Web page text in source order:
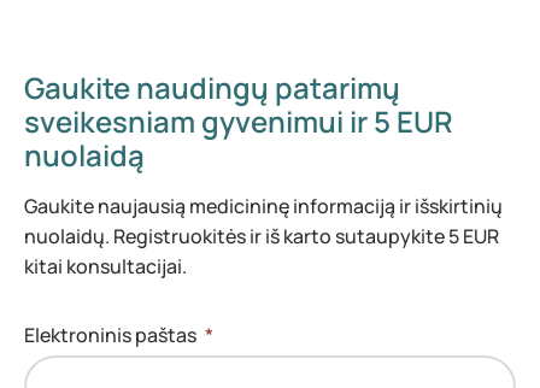
Gaukite naudingų patarimų
sveikesniam gyvenimui ir 5 EUR
nuolaidą
Gaukite naujausią medicininę informaciją ir išskirtinių
nuolaidų. Registruokitės ir iš karto sutaupykite 5 EUR
kitai konsultacijai.
Elektroninis paštas *